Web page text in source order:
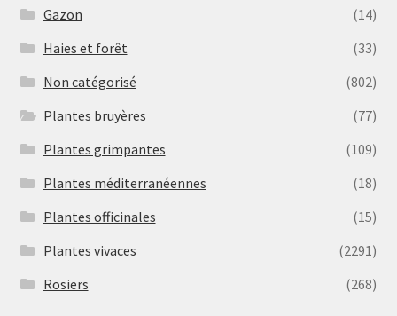
Gazon
(14)
Haies et forêt
(33)
Non catégorisé
(802)
Plantes bruyères
(77)
Plantes grimpantes
(109)
Plantes méditerranéennes
(18)
Plantes officinales
(15)
Plantes vivaces
(2291)
Rosiers
(268)